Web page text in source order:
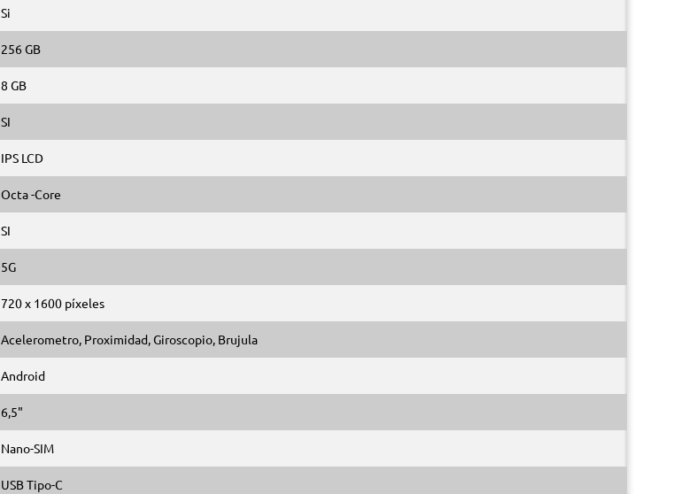
Si
256 GB
8 GB
SI
IPS LCD
Octa -Core
SI
5G
720 x 1600 píxeles
Acelerometro, Proximidad, Giroscopio, Brujula
Android
6,5"
Nano-SIM
USB Tipo-C